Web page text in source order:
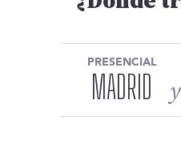
PRESENCIAL
MADRID y